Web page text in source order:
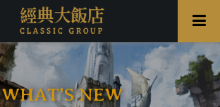
WHAT'S NEW